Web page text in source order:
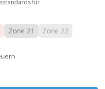
für
Zone 21 Zone 22